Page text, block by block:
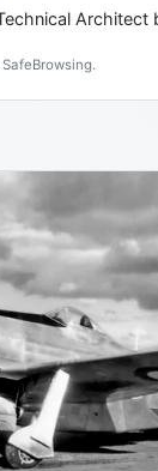
Architect